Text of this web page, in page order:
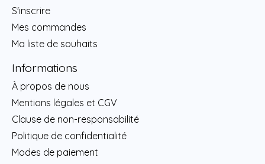
S'inscrire
Mes commandes
Ma liste de souhaits
Informations
À propos de nous
Mentions légales et CGV
Clause de non-responsabilité
Politique de confidentialité
Modes de paiement